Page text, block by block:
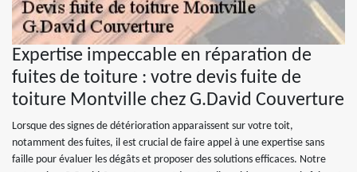
Expertise impeccable en réparation de
fuites de toiture : votre devis fuite de
toiture Montville chez G.David Couverture
Lorsque des signes de détérioration apparaissent sur votre toit,
notamment des fuites, il est crucial de faire appel à une expertise sans
faille pour évaluer les dégâts et proposer des solutions efficaces. Notre